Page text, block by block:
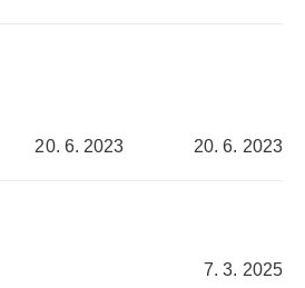
20. 6. 2023 20. 6. 2023
7. 3. 2025